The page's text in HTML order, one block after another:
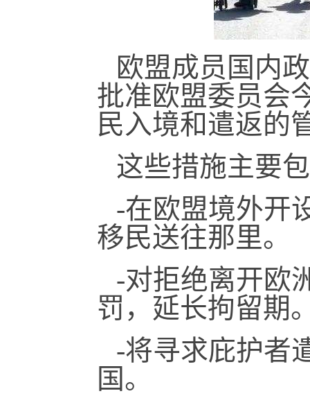
欧盟成员国内
批准欧盟委员会
民入境和遣返的
这些措施主要
-在欧盟境外开
移民送往那里。
-对拒绝离开欧
罚，延长拘留期
-将寻求庇护者
国。